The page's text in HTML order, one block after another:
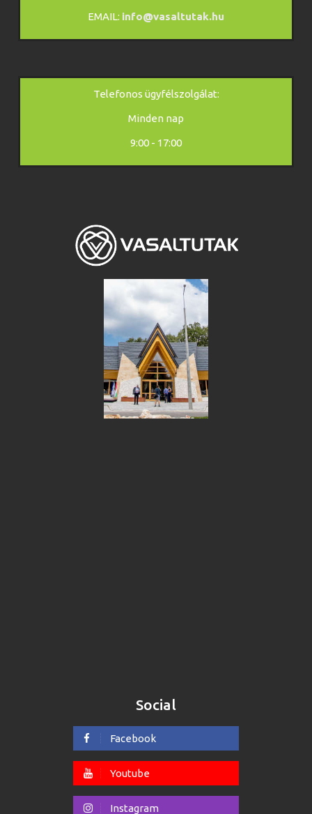
EMAIL: info@vasaltutak.hu
Telefonos ügyfélszolgálat:
Minden nap
9:00 - 17:00
Social
Facebook
Youtube
Instagram